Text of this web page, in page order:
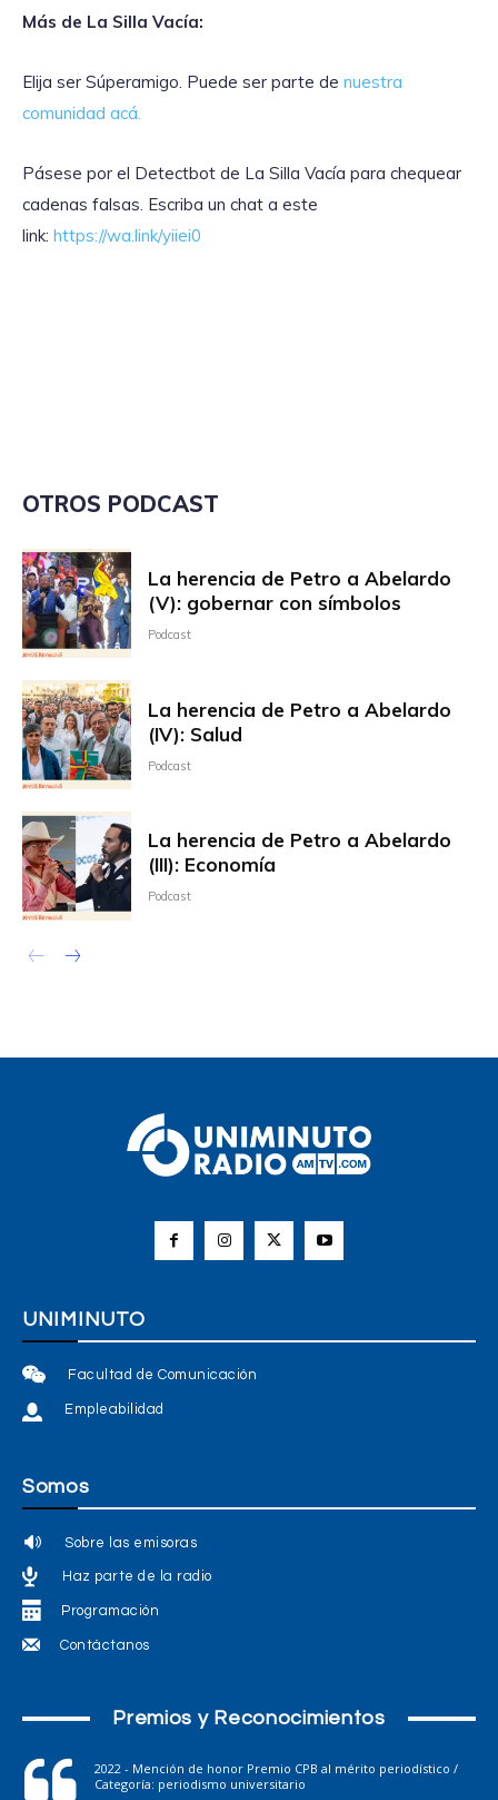
Más de La Silla Vacía:
Elija ser Súperamigo. Puede ser parte de nuestra
comunidad acá.
Pásese por el Detectbot de La Silla Vacía para chequear
cadenas falsas. Escriba un chat a este
link: https://wa.link/yiiei0
OTROS PODCAST
La herencia de Petro a Abelardo
(V): gobernar con símbolos
Podcast
La herencia de Petro a Abelardo
(IV): Salud
Podcast
La herencia de Petro a Abelardo
(III): Economía
Podcast
UNIMINUTO
Facultad de Comunicación
Empleabilidad
Somos
Sobre las emisoras
Haz parte de la radio
Programación
Contáctanos
Premios y Reconocimientos
2022 - Mención de honor Premio CPB al mérito periodístico /
Categoría: periodismo universitario